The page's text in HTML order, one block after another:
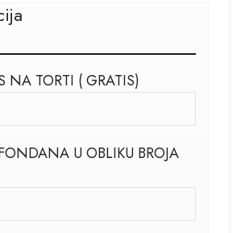
NA TORTI ( GRATIS)
U OBLIKU BROJA